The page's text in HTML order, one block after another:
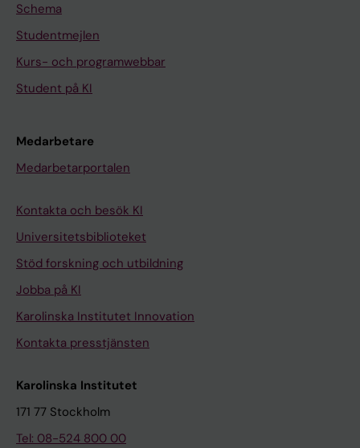
Schema
Studentmejlen
Kurs- och programwebbar
Student på KI
Medarbetare
Medarbetarportalen
Kontakta och besök KI
Universitetsbiblioteket
Stöd forskning och utbildning
Jobba på KI
Karolinska Institutet Innovation
Kontakta presstjänsten
Karolinska Institutet
171 77 Stockholm
Tel: 08-524 800 00